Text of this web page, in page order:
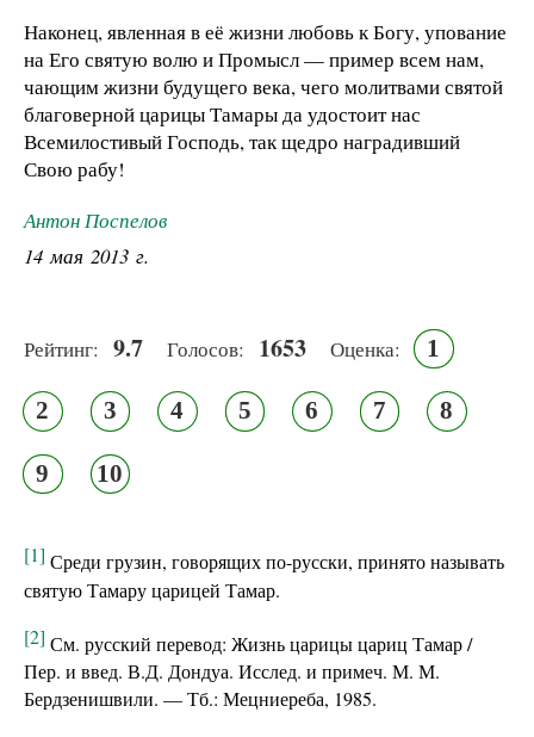
Наконец, явленная в её жизни любовь к Богу, упование
на Его святую волю и Промысл — пример всем нам,
чающим жизни будущего века, чего молитвами святой
благоверной царицы Тамары да удостоит нас
Всемилостивый Господь, так щедро наградивший
Свою рабу!
Антон Поспелов
14 мая 2013 г.
Рейтинг: 9.7 Голосов: 1653 Оценка: 1
2 3 4 5 6 7 8
9 10
[1] Среди грузин, говорящих по-русски, принято называть
святую Тамару царицей Тамар.
[2] См. русский перевод: Жизнь царицы цариц Тамар /
Пер. и введ. В.Д. Дондуа. Исслед. и примеч. М. М.
Бердзенишвили. — Тб.: Мецниереба, 1985.